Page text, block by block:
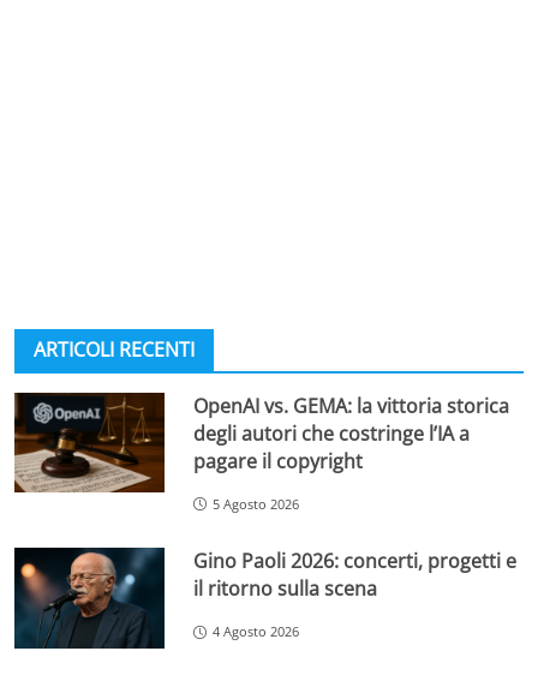
ARTICOLI RECENTI
OpenAI vs. GEMA: la vittoria storica
degli autori che costringe l’IA a
pagare il copyright
5 Agosto 2026
Gino Paoli 2026: concerti, progetti e
il ritorno sulla scena
4 Agosto 2026